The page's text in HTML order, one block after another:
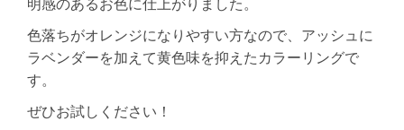
色落ちがオレンジになりやすい方なので、アッシュに
ラベンダーを加えて黄色味を抑えたカラーリングで
す。
ぜひお試しください！